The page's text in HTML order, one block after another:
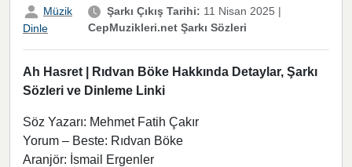
Müzik
Dinle
Şarkı Çıkış Tarihi: 11 Nisan 2025 |
CepMuzikleri.net Şarkı Sözleri
Ah Hasret | Rıdvan Böke Hakkında Detaylar, Şarkı
Sözleri ve Dinleme Linki
Söz Yazarı: Mehmet Fatih Çakır
Yorum – Beste: Rıdvan Böke
Aranjör: İsmail Ergenler